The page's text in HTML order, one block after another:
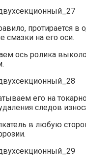
протирается в
смазки на его оси.
ось ролика
его на
следов
в любую